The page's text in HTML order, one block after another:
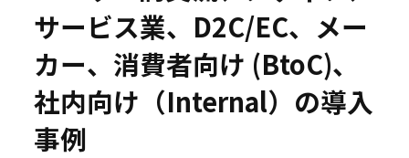
事例
セミナー
サービス業、D2C/EC、メー
カー、消費者向け (BtoC)、
社内向け（Internal）の導入
事例